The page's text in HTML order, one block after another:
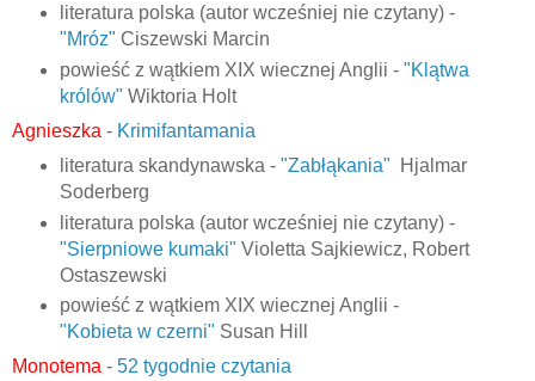
literatura polska (autor wcześniej nie czytany) -
"Mróz" Ciszewski Marcin
powieść z wątkiem XIX wiecznej Anglii - "Klątwa
królów" Wiktoria Holt
Agnieszka - Krimifantamania
literatura skandynawska - "Zabłąkania" Hjalmar
Soderberg
literatura polska (autor wcześniej nie czytany) -
"Sierpniowe kumaki" Violetta Sajkiewicz, Robert
Ostaszewski
powieść z wątkiem XIX wiecznej Anglii -
"Kobieta w czerni" Susan Hill
Monotema - 52 tygodnie czytania